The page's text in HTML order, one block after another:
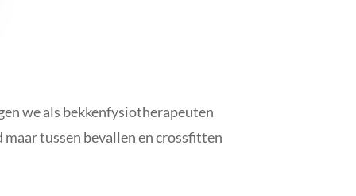
we als bekkenfysiotherapeuten
tussen bevallen en crossfitten